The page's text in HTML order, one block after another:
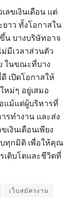
ขเงินเดือน แต่
าว ทั้งโอกาสใน
บางบริษัทอาจ
มีเวลาส่วนตัว
ในขณะที่บาง
เปิดโอกาสให้
หม่ๆ อยู่เสมอ
แม้แต่ผู้บริหารที่
รทำงาน และส่ง
งินเดือนเพียง
บทุกมิติ เพื่อให้คุณ
ติบโตและชีวิตที่
เว็บสมัครงาน